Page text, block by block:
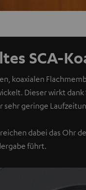
SCA-
koaxialen
Dieser wirkt dank
sehr geringe
dabei das Ohr
führt.